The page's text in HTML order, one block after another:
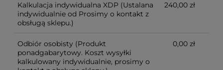
Kalkulacja indywidualna XDP (Ustalana
indywidualnie od Prosimy o kontakt z
obsługą sklepu.)
240,00 zł
Odbiór osobisty (Produkt
ponadgabarytowy. Koszt wysyłki
kalkulowany indywidualnie, prosimy o
0,00 zł